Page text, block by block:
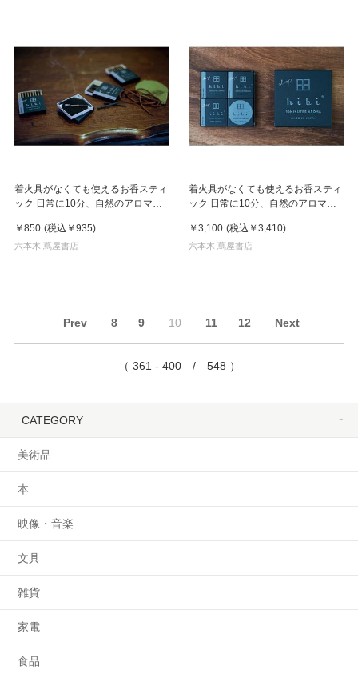
着火具がなくても使えるお香スティ
ック 日常に10分、自然のアロマ
deepシリーズ
￥850 (税込 ￥935)
六本木 蔦屋書店
着火具がなくても使えるお香スティ
ック 日常に10分、自然のアロマ
deepシリーズ ３種ギフトボックス
￥3,100 (税込 ￥3,410)
六本木 蔦屋書店
Prev 8 9 10 11 12 Next
（ 361 - 400 / 548 ）
CATEGORY
美術品
本
映像・音楽
文具
雑貨
家電
食品